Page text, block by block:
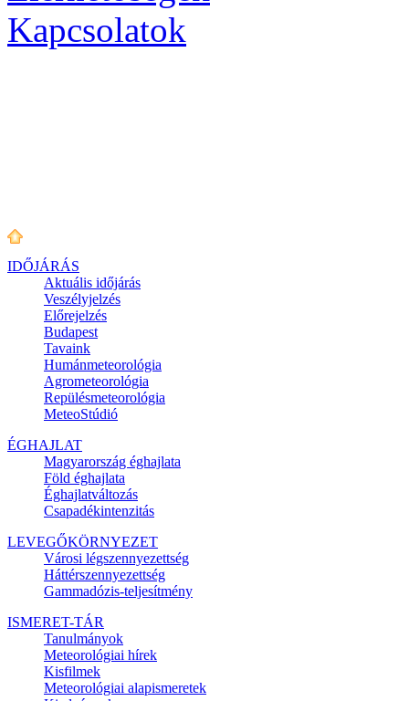
Kapcsolatok
IDŐJÁRÁS
Aktuális időjárás
Veszélyjelzés
Előrejelzés
Budapest
Tavaink
Humánmeteorológia
Agrometeorológia
Repülésmeteorológia
MeteoStúdió
ÉGHAJLAT
Magyarország éghajlata
Föld éghajlata
Éghajlatváltozás
Csapadékintenzitás
LEVEGŐKÖRNYEZET
Városi légszennyezettség
Háttérszennyezettség
Gammadózis-teljesítmény
ISMERET-TÁR
Tanulmányok
Meteorológiai hírek
Kisfilmek
Meteorológiai alapismeretek